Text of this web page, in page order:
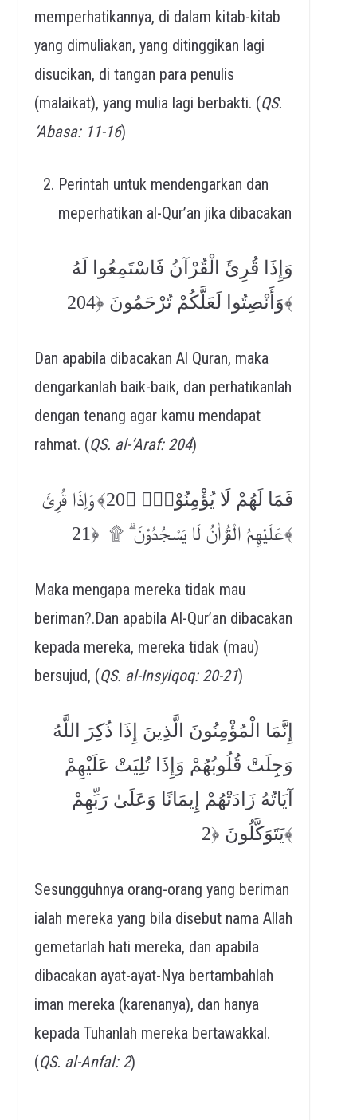
memperhatikannya, di dalam kitab-kitab
yang dimuliakan, yang ditinggikan lagi
disucikan, di tangan para penulis
(malaikat), yang mulia lagi berbakti. (QS.
‘Abasa: 11-16)
Perintah untuk mendengarkan dan
meperhatikan al-Qur’an jika dibacakan
وَإِذَا قُرِئَ الْقُرْآنُ فَاسْتَمِعُوا لَهُ
وَأَنْصِتُوا لَعَلَّكُمْ تُرْحَمُونَ ﴿204﴾
Dan apabila dibacakan Al Quran, maka
dengarkanlah baik-baik, dan perhatikanlah
dengan tenang agar kamu mendapat
rahmat. (QS. al-‘Araf: 204)
فَمَا لَهُمْ لَا يُؤْمِنُوْنَۙ ﴿20﴾ وَاِذَا قُرِئَ
عَلَيْهِمُ الْقُرْاٰنُ لَا يَسْجُدُوْنَ ۗ ۩ ﴿21﴾
Maka mengapa mereka tidak mau
beriman?.Dan apabila Al-Qur’an dibacakan
kepada mereka, mereka tidak (mau)
bersujud, (QS. al-Insyiqoq: 20-21)
إِنَّمَا الْمُؤْمِنُونَ الَّذِينَ إِذَا ذُكِرَ اللَّهُ
وَجِلَتْ قُلُوبُهُمْ وَإِذَا تُلِيَتْ عَلَيْهِمْ
آيَاتُهُ زَادَتْهُمْ إِيمَانًا وَعَلَىٰ رَبِّهِمْ
يَتَوَكَّلُونَ ﴿2﴾
Sesungguhnya orang-orang yang beriman
ialah mereka yang bila disebut nama Allah
gemetarlah hati mereka, dan apabila
dibacakan ayat-ayat-Nya bertambahlah
iman mereka (karenanya), dan hanya
kepada Tuhanlah mereka bertawakkal.
(QS. al-Anfal: 2)